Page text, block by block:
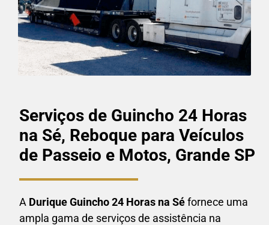
Serviços de Guincho 24 Horas
na Sé, Reboque para Veículos
de Passeio e Motos, Grande SP
A Durique Guincho 24 Horas na Séfornece uma
ampla gama de serviços de assistência na